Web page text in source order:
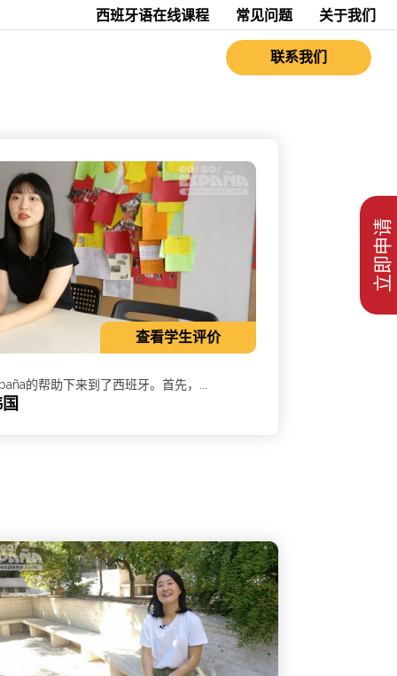
西班牙语在线课程 常见问题 关于我们
联系我们
立即申请
查看学生评价
的帮助下来到了西班牙。首先，...